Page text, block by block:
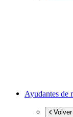
Ayudantes de